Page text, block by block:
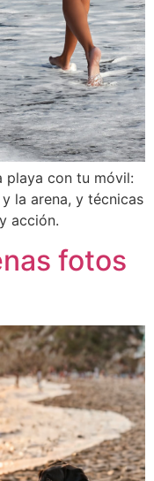
playa con tu móvil:
la arena, y técnicas
acción.
fotos